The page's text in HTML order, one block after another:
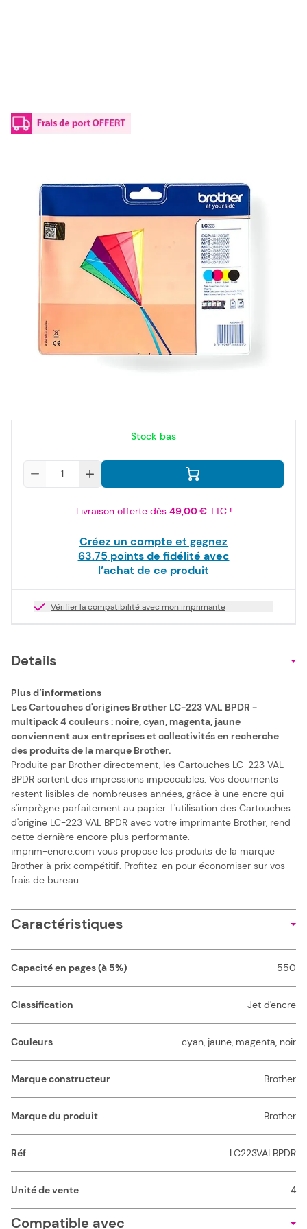
noire, cyan, magenta, jaune
LC223VALBPDR
Capacité en pages (à 5%) : 550
LC-223 VAL BPDR Brother - noire, cyan, magenta, jaune -
cartouches d'encre de marque
ISO/IEC
24711
Stock bas
Livraison offerte dès 49,00 €TTC !
Créez un compte et gagnez
63.75 points de fidélité avec
l’achat de ce produit
Vérifier la compatibilité avec mon imprimante
Details
Plus d’informations
Les Cartouches d'origines Brother LC-223 VAL BPDR -
multipack 4 couleurs : noire, cyan, magenta, jaune
conviennent aux entreprises et collectivités en recherche
des produits de la marque Brother.
Produite par Brother directement, les Cartouches LC-223 VAL
BPDR sortent des impressions impeccables. Vos documents
restent lisibles de nombreuses années, grâce à une encre qui
s'imprègne parfaitement au papier. L'utilisation des Cartouches
d'origine LC-223 VAL BPDR avec votre imprimante Brother, rend
cette dernière encore plus performante.
imprim-encre.com vous propose les produits de la marque
Brother à prix compétitif. Profitez-en pour économiser sur vos
frais de bureau.
Caractéristiques
Capacité en pages (à 5%) 550
Classification Jet d'encre
Couleurs cyan, jaune, magenta, noir
Marque constructeur Brother
Marque du produit Brother
Réf LC223VALBPDR
Unité de vente 4
Compatible avec